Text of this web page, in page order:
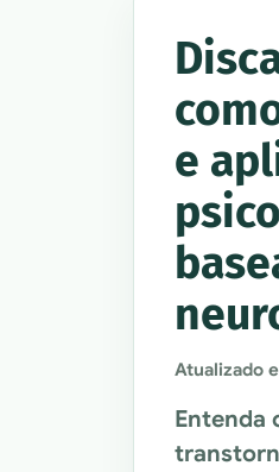
e
Atualizado
Entenda